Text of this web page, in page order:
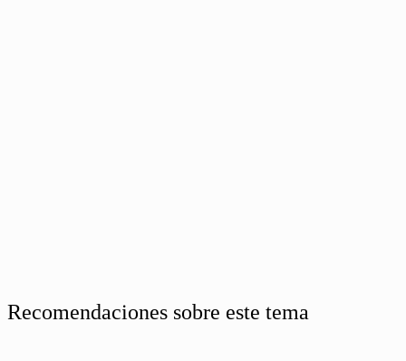
Recomendaciones sobre este tema